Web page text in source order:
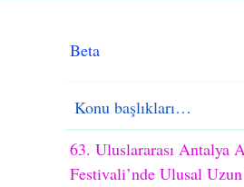
Beta
Konu başlıkları…
63. Uluslararası Antalya
Festivali’nde Ulusal